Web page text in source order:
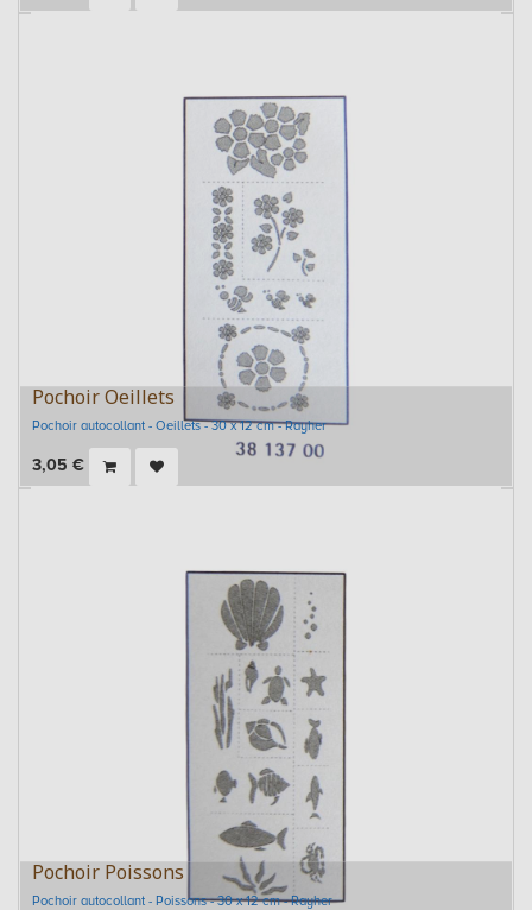
Pochoir Oeillets
Pochoir autocollant - Oeillets - 30 x 12 cm - Rayher
3,05 €
Pochoir Poissons
Pochoir autocollant - Poissons - 30 x 12 cm - Rayher